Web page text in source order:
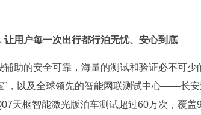
让用户每一次出行都行泊无忧、安心到底
辅助的安全可靠，海量的测试和验证必不可
”，以及全球领先的智能网联测试中心——长
天枢智能激光版泊车测试超过60万次，覆